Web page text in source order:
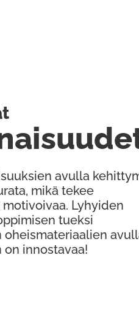
avulla
mikä tekee
Lyhyiden
tueksi
oheismateriaalien
innostavaa!